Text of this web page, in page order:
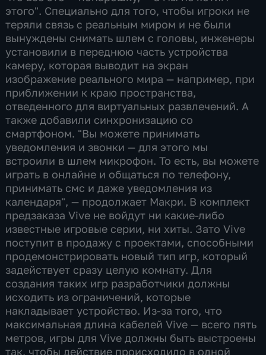
этого". Специально для того, чтобы игроки не
теряли связь с реальным миром и не были
вынуждены снимать шлем с головы, инженеры
установили в переднюю часть устройства
камеру, которая выводит на экран
изображение реального мира — например, при
приближении к краю пространства,
отведенного для виртуальных развлечений. А
также добавили синхронизацию со
смартфоном. "Вы можете принимать
уведомления и звонки — для этого мы
встроили в шлем микрофон. То есть, вы можете
играть в онлайне и общаться по телефону,
принимать смс и даже уведомления из
календаря", — продолжает Макри. В комплект
предзаказа Vive не войдут ни какие-либо
известные игровые серии, ни хиты. Зато Vive
поступит в продажу с проектами, способными
продемонстрировать новый тип игр, который
задействует сразу целую комнату. Для
создания таких игр разработчики должны
исходить из ограничений, которые
накладывает устройство. Из-за того, что
максимальная длина кабелей Vive — всего пять
метров, игры для Vive должны быть выстроены
так, чтобы действие происходило в одной